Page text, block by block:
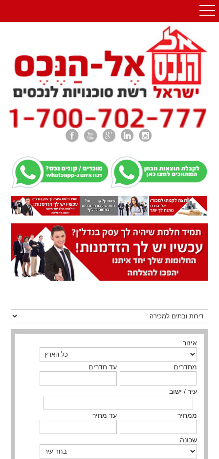
איזור
מחדרים עד חדרים
עיר / ישוב
ממחיר עד מחיר
שכונה